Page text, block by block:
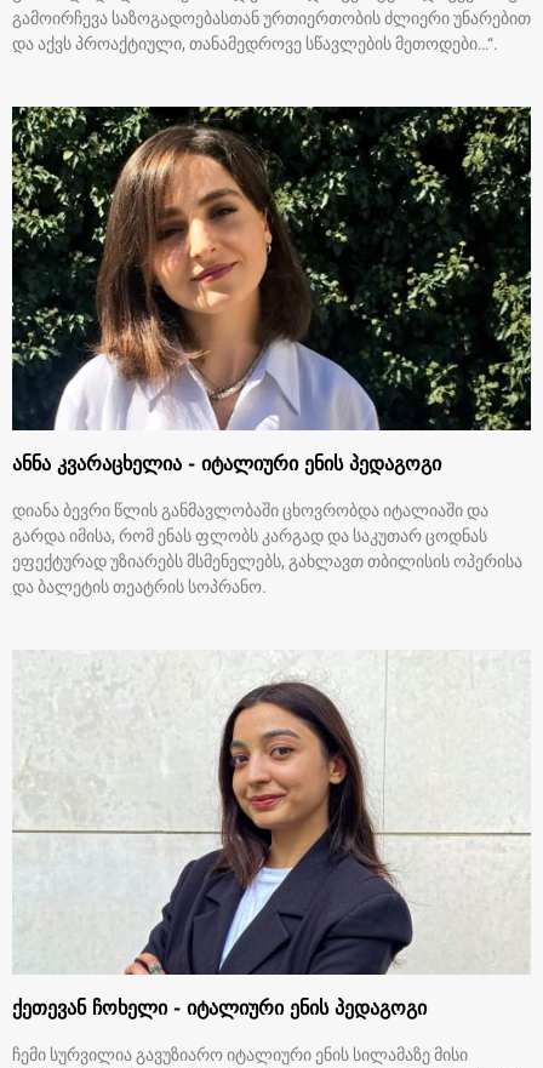
გამოირჩევა საზოგადოებასთან ურთიერთობის ძლიერი უნარებით
და აქვს პროაქტიული, თანამედროვე სწავლების მეთოდები…“.
ანნა კვარაცხელია - იტალიური ენის პედაგოგი
დიანა ბევრი წლის განმავლობაში ცხოვრობდა იტალიაში და
გარდა იმისა, რომ ენას ფლობს კარგად და საკუთარ ცოდნას
ეფექტურად უზიარებს მსმენელებს, გახლავთ თბილისის ოპერისა
და ბალეტის თეატრის სოპრანო.
ქეთევან ჩოხელი - იტალიური ენის პედაგოგი
ჩემი სურვილია გავუზიარო იტალიური ენის სილამაზე მისი